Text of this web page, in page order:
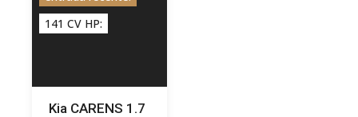
141 CV HP:
Kia CARENS 1.7